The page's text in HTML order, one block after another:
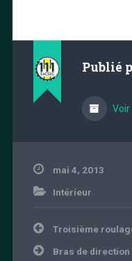
Publié
Voir
mai 4, 2013
Intérieur
Navigation
de
l’article
Troisième
Bras de